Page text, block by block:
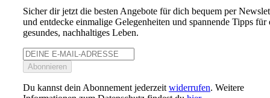
Sicher dir jetzt die besten Angebote für dich bequem per
und entdecke einmalige Gelegenheiten und spannende Tipps für
gesundes, nachhaltiges Leben.
Abonnieren
Du kannst dein Abonnement jederzeitwiderrufen. Weitere